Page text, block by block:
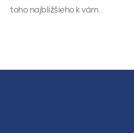
toho najbližšieho k vám.